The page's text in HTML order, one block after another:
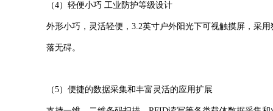
（4）轻便小巧 工业防护等级设计
外形小巧，灵活轻便，3.2英寸户外阳光下可视触摸屏，采
落无碍。
（5）便捷的数据采集和丰富灵活的应用扩展